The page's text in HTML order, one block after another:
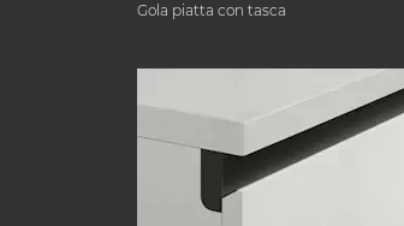
Gola piatta con tasca